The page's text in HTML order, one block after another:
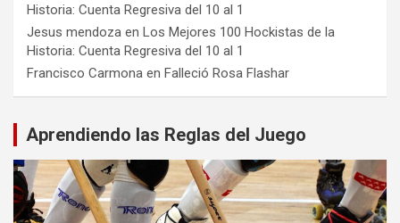
Historia: Cuenta Regresiva del 10 al 1
Jesus mendoza en Los Mejores 100 Hockistas de la
Historia: Cuenta Regresiva del 10 al 1
Francisco Carmona en Falleció Rosa Flashar
Aprendiendo las Reglas del Juego